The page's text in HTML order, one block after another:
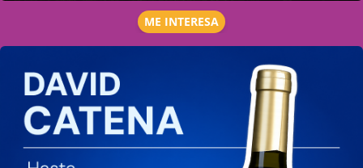
ME INTERESA